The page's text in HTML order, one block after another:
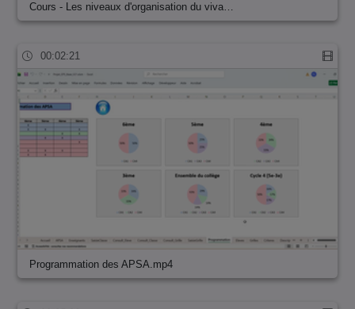
Cours - Les niveaux d'organisation du viva…
00:02:21
Programmation des APSA.mp4